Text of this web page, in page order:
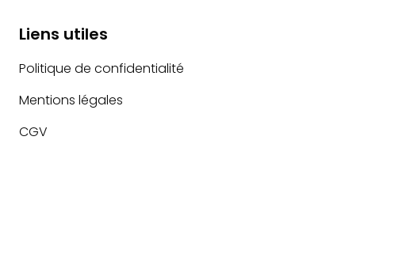
Liens utiles
Politique de confidentialité
Mentions légales
CGV